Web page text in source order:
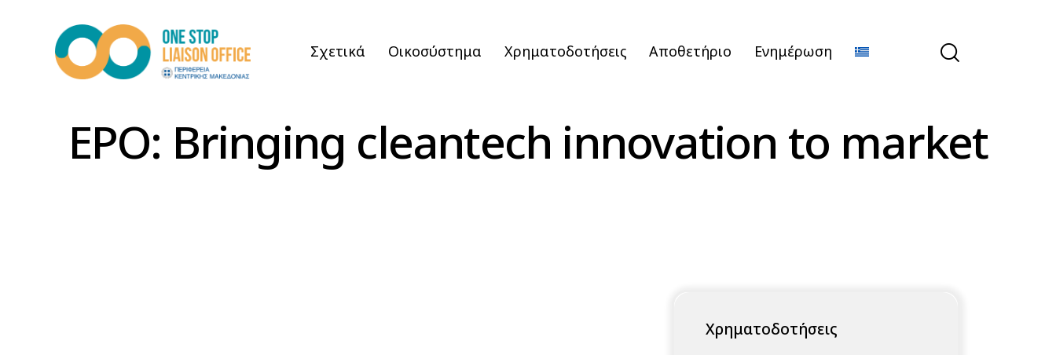
Σχετικά Οικοσύστημα Χρηματοδοτήσεις Αποθετήριο Ενημέρωση
EPO: Bringing cleantech innovation to market
Χρηματοδοτήσεις